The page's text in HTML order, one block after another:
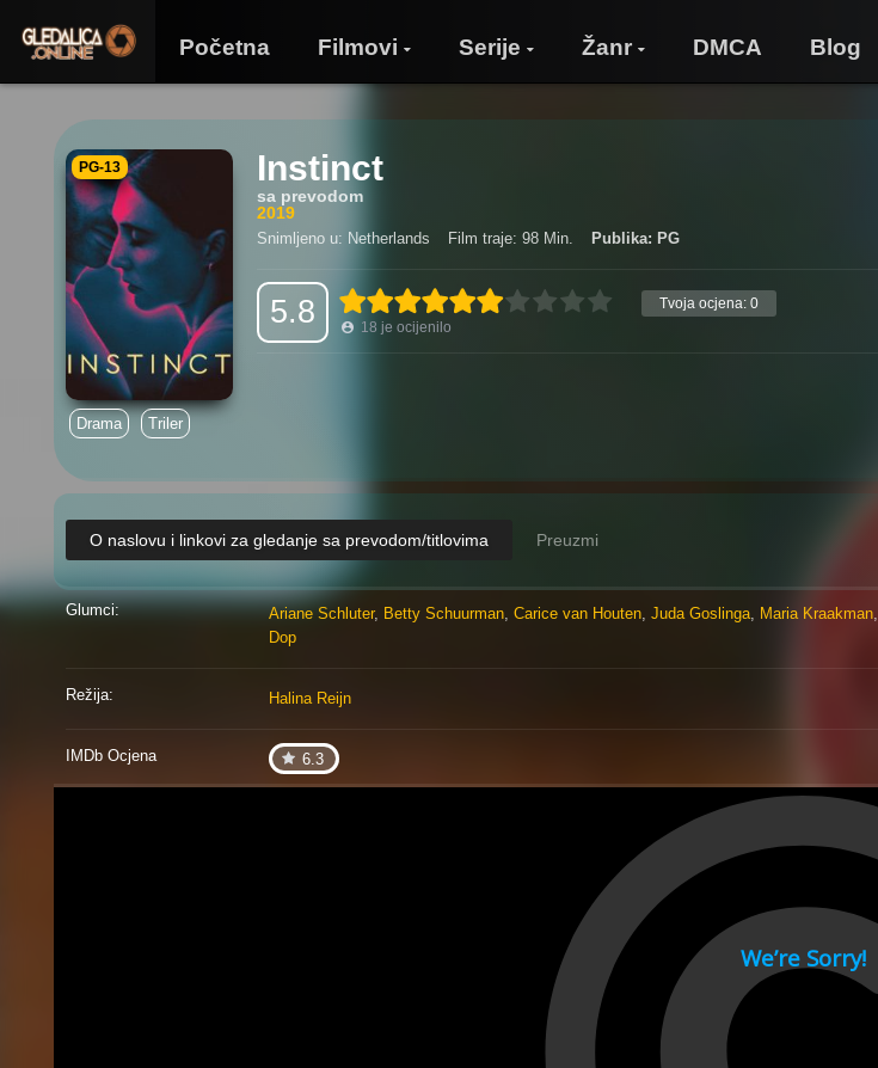
Početna Filmovi Serije Žanr DMCA Blog
PG-13 Instinct
sa prevodom
2019
Snimljeno u: Netherlands Film traje: 98 Min. Publika: PG
Tvoja ocjena: 0
5.8 18 je ocijenilo
Drama Triler
O naslovu i linkovi za gledanje sa prevodom/titlovima Preuzmi
Glumci: Ariane Schluter, Betty Schuurman, Carice van Houten, Juda Goslinga, Maria Kraakman,
Dop
Režija: Halina Reijn
IMDb Ocjena 6.3